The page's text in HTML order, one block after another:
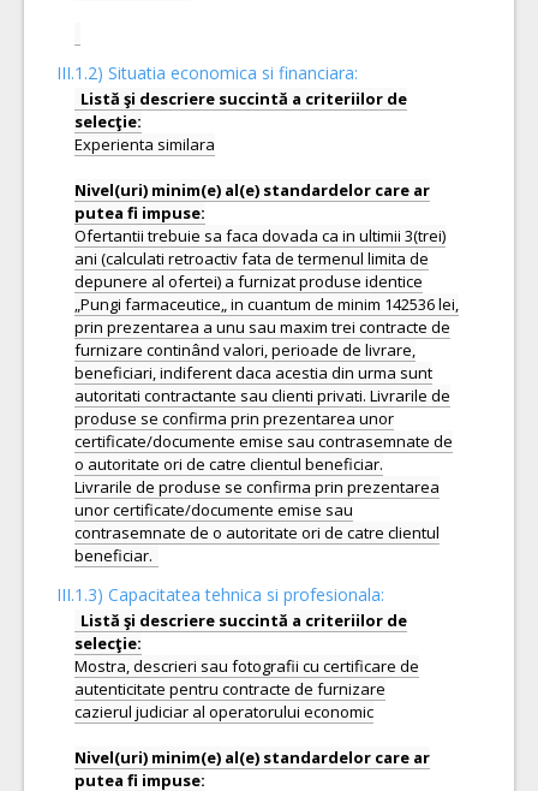
III.1.2) Situatia economica si financiara:
Listă şi descriere succintă a criteriilor de
Experienta similara
Nivel(uri) minim(e) al(e) standardelor care ar
Ofertantii trebuie sa faca dovada ca in ultimii 3(trei)
ani (calculati retroactiv fata de termenul limita de
depunere al ofertei) a furnizat produse identice
„Pungi farmaceutice„ in cuantum de minim 142536 lei,
prin prezentarea a unu sau maxim trei contracte de
furnizare continând valori, perioade de livrare,
beneficiari, indiferent daca acestia din urma sunt
autoritati contractante sau clienti privati. Livrarile de
produse se confirma prin prezentarea unor
certificate/documente emise sau contrasemnate de
o autoritate ori de catre clientul beneficiar.
Livrarile de produse se confirma prin prezentarea
unor certificate/documente emise sau
contrasemnate de o autoritate ori de catre clientul
III.1.3) Capacitatea tehnica si profesionala:
Listă şi descriere succintă a criteriilor de
Mostra, descrieri sau fotografii cu certificare de
autenticitate pentru contracte de furnizare
cazierul judiciar al operatorului economic
Nivel(uri) minim(e) al(e) standardelor care ar